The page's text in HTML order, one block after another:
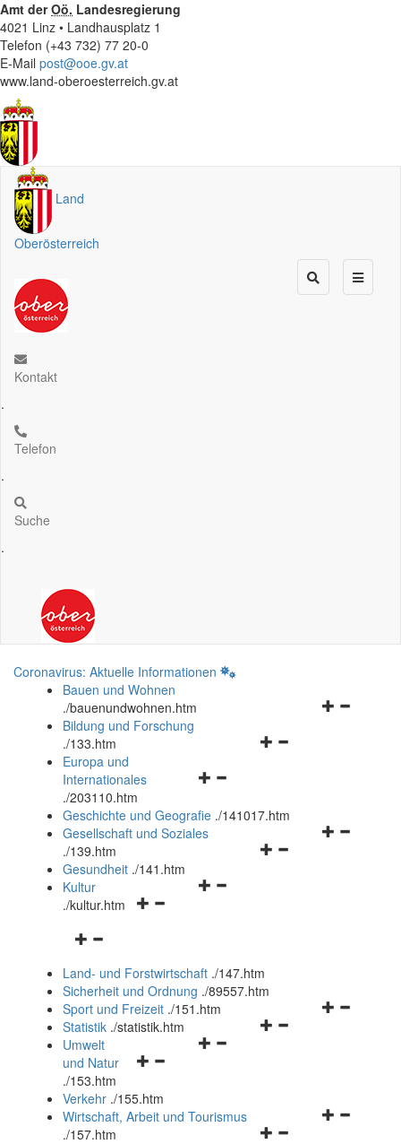
Amt derOö. Landesregierung
4021 Linz • Landhausplatz 1
Telefon (+43 732) 77 20-0
E-Mail post@ooe.gv.at
www.land-oberoesterreich.gv.at
Land
Oberösterreich
Kontakt
.
Telefon
.
Suche
.
Coronavirus: Aktuelle Informationen
Bauen und Wohnen
./bauenundwohnen.htm
Navigationsmenü
Bildung und Forschung
./133.htm
Navigationsmenü
und
schließen
Europa und
Internationales
./203110.htm
Geschichte und Geografie ./141017.htm
Navigationsmenü
Gesellschaft und Soziales
./139.htm
Navigationsmenü
Gesundheit ./141.htm
Navigationsmenü
Kultur
./kultur.htm
Navigationsmenü
und
schließen
Land- und Forstwirtschaft ./147.htm
Sicherheit und Ordnung ./89557.htm
Navigationsmenü
Sport und Freizeit ./151.htm
Navigationsmenü
Statistik ./statistik.htm
Navigationsmenü
und
schließen
Umwelt
und Natur
./153.htm
Verkehr ./155.htm
Navigationsmenü
Wirtschaft, Arbeit und Tourismus
./157.htm